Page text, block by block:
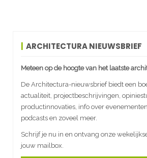
ARCHITECTURA NIEUWSBRIEF
Meteen op de hoogte van het laatste
De Architectura-nieuwsbrief biedt een
actualiteit, projectbeschrijvingen,
productinnovaties, info over
podcasts en zoveel meer.
Schrijf je nu in en ontvang onze
jouw mailbox.